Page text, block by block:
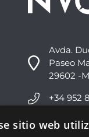
Avda.
Paseo
29602 -
+34 952
sitio web